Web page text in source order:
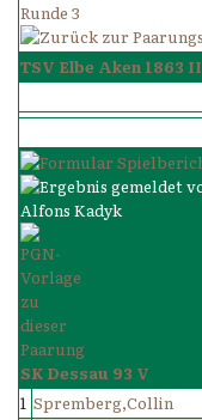
Runde 3
TSV Elbe Aken 1863 II
SK Dessau 93 V
1 Spremberg,Collin